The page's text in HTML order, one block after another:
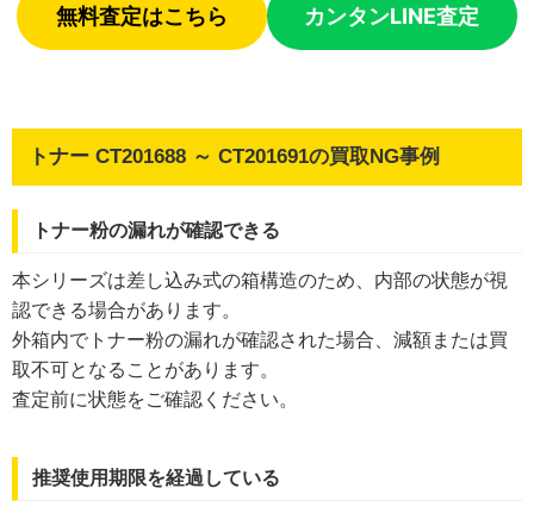
無料査定はこちら カンタンLINE査定
トナー CT201688 ～ CT201691の買取NG事例
トナー粉の漏れが確認できる
本シリーズは差し込み式の箱構造のため、内部の状態が視
認できる場合があります。
外箱内でトナー粉の漏れが確認された場合、減額または買
取不可となることがあります。
査定前に状態をご確認ください。
推奨使用期限を経過している